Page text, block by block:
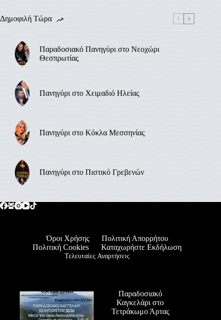
Δημοφιλή Τώρα
Παραδοσιακό Πανηγύρι στο Νεοχώρι
Θεσπρωτίας
Πανηγύρι στο Χειμαδιό Ηλείας
Πανηγύρι στο Κόκλα Μεσσηνίας
Πανηγύρι στο Πιστικό Γρεβενών
Όροι Χρήσης
Πολιτική Απορρήτου
Πολιτική Cookies
Καταχωρήστε Εκδήλωση
Τελευταίες Αναρτήσεις
Παραδοσιακό
Καγκελάρι στο
Τετράκωμο Άρτας